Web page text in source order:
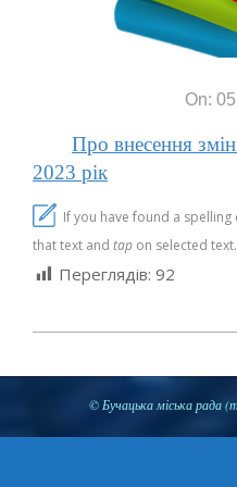
On:
Про внесення
2023 рік
If you have found a
that text and tap on selected text.
Переглядів: 92
10-
© Бучацька міська рада